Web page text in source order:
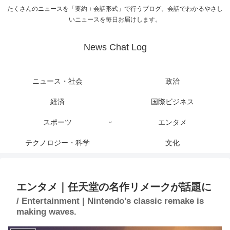
たくさんのニュースを「要約＋会話形式」で行うブログ。会話でわかるやさし
いニュースを毎日お届けします。
News Chat Log
ニュース・社会 政治
経済 国際ビジネス
スポーツ エンタメ
テクノロジー・科学 文化
エンタメ｜任天堂の名作リメークが話題に
/ Entertainment | Nintendo’s classic remake is
making waves.